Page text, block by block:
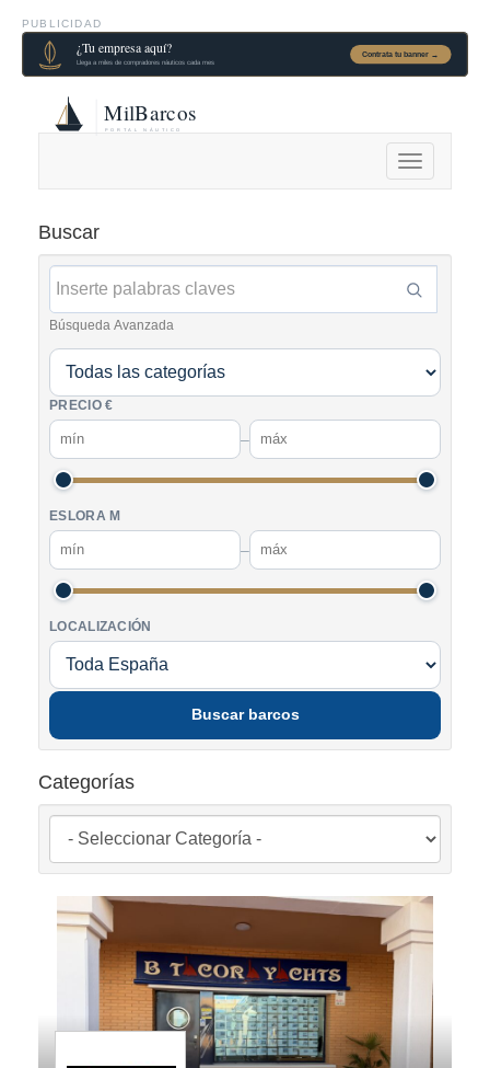
PUBLICIDAD
Alternar
navegación
Buscar
Búsqueda Avanzada
PRECIO €
–
ESLORA M
–
LOCALIZACIÓN
Buscar barcos
Categorías